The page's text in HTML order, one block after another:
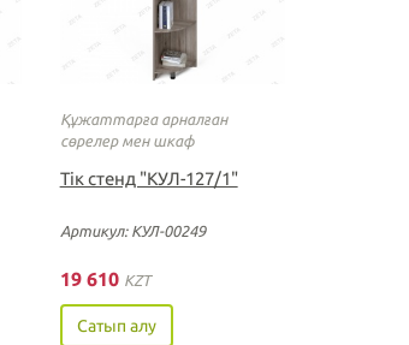
Құжаттарға арналған
сөрелер мен шкаф
Тік стенд "КУЛ-127/1"
Артикул: КУЛ-00249
19 610 KZT
Сатып алу